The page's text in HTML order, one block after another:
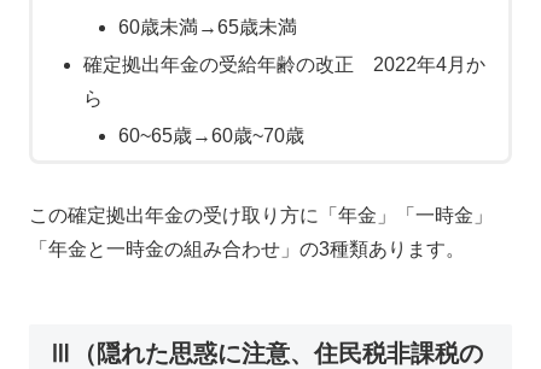
60歳未満→65歳未満
確定拠出年金の受給年齢の改正 2022年4月か
ら
60~65歳→60歳~70歳
この確定拠出年金の受け取り方に「年金」「一時金」
「年金と一時金の組み合わせ」の3種類あります。
Ⅲ（隠れた思惑に注意、住民税非課税の